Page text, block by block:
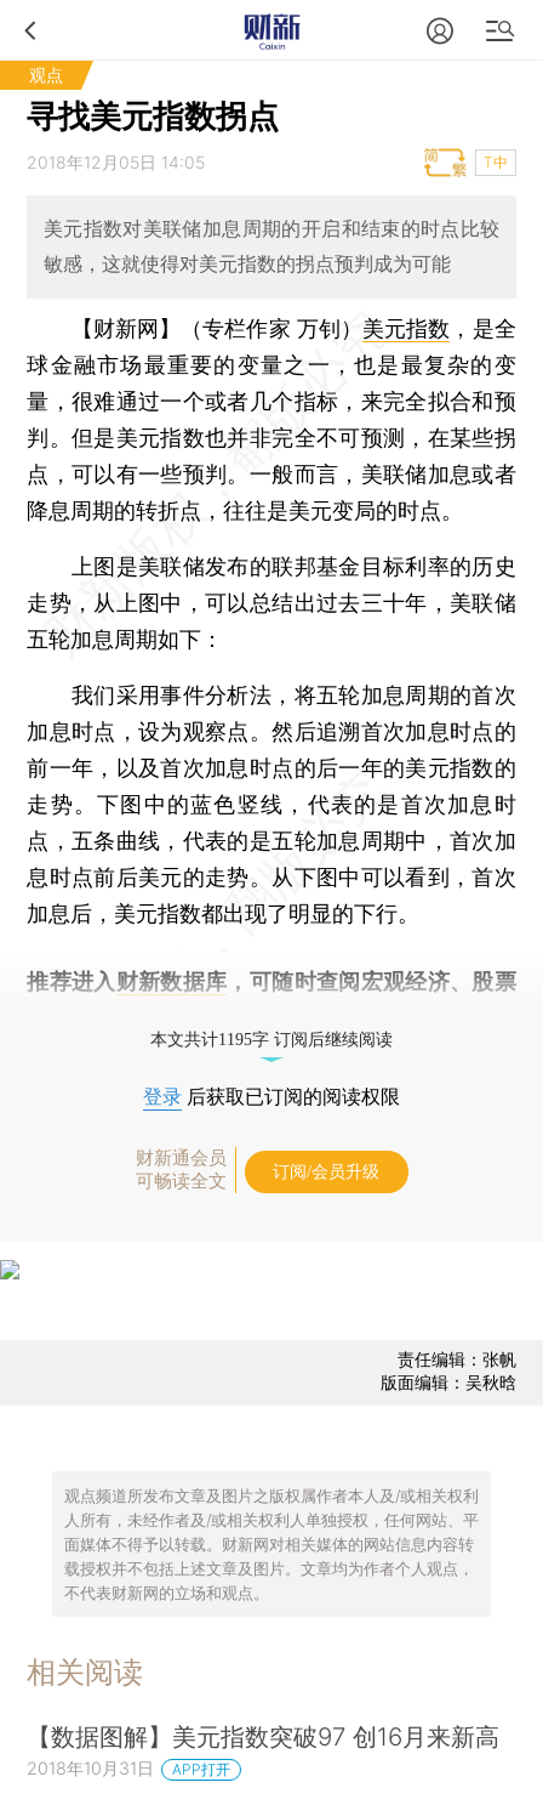
观点
寻找美元指数拐点
2018年12月05日 14:05 T中
美元指数对美联储加息周期的开启和结束的时点比较
敏感，这就使得对美元指数的拐点预判成为可能
【财新网】（专栏作家 万钊） 美元指数 ，是全
球金融市场最重要的变量之一，也是最复杂的变
量，很难通过一个或者几个指标，来完全拟合和预
判。但是美元指数也并非完全不可预测，在某些拐
点，可以有一些预判。一般而言，美联储加息或者
降息周期的转折点，往往是美元变局的时点。
上图是美联储发布的联邦基金目标利率的历史
走势，从上图中，可以总结出过去三十年，美联储
五轮加息周期如下：
我们采用事件分析法，将五轮加息周期的首次
加息时点，设为观察点。然后追溯首次加息时点的
前一年，以及首次加息时点的后一年的美元指数的
走势。下图中的蓝色竖线，代表的是首次加息时
点，五条曲线，代表的是五轮加息周期中，首次加
息时点前后美元的走势。从下图中可以看到，首次
加息后，美元指数都出现了明显的下行。
推荐进入 财新数据库 ，可随时查阅宏观经济、股票
本文共计1195字 订阅后继续阅读
登录 后获取已订阅的阅读权限
财新通会员
可畅读全文
订阅/会员升级
责任编辑：张帆
版面编辑：吴秋晗
观点频道所发布文章及图片之版权属作者本人及/或相关权利
人所有，未经作者及/或相关权利人单独授权，任何网站、平
面媒体不得予以转载。财新网对相关媒体的网站信息内容转
载授权并不包括上述文章及图片。文章均为作者个人观点，
不代表财新网的立场和观点。
相关阅读
【数据图解】美元指数突破97 创16月来新高
2018年10月31日 APP打开